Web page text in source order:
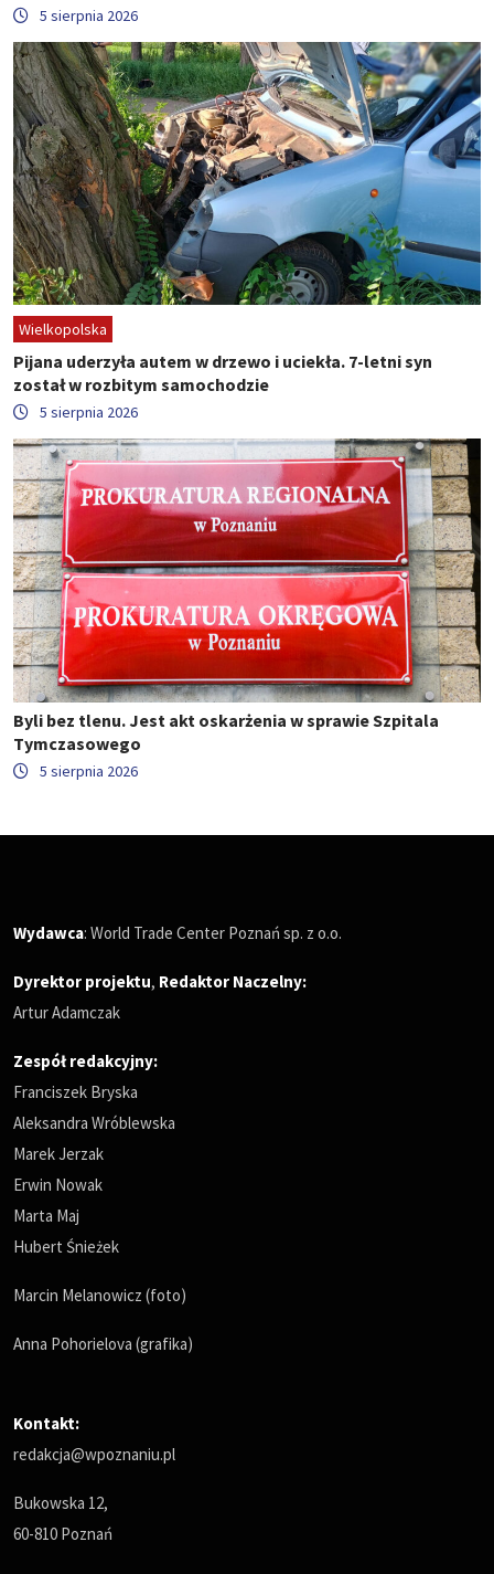
5 sierpnia 2026
Wielkopolska
Pijana uderzyła autem w drzewo i uciekła. 7-letni syn
został w rozbitym samochodzie
5 sierpnia 2026
Byli bez tlenu. Jest akt oskarżenia w sprawie Szpitala
Tymczasowego
5 sierpnia 2026
Wydawca: World Trade Center Poznań sp. z o.o.
Dyrektor projektu, Redaktor Naczelny:
Artur Adamczak
Zespół redakcyjny:
Franciszek Bryska
Aleksandra Wróblewska
Marek Jerzak
Erwin Nowak
Marta Maj
Hubert Śnieżek
Marcin Melanowicz (foto)
Anna Pohorielova (grafika)
Kontakt:
redakcja@wpoznaniu.pl
Bukowska 12,
60-810 Poznań